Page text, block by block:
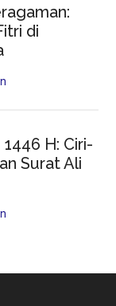
di
H: Ciri-
Surat Ali